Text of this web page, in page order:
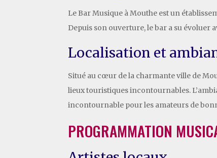
Le Bar Musique à Mouthe est un
Depuis son ouverture, le bar a su
Localisation et
Situé au cœur de la charmante ville de
lieux touristiques incontournables.
incontournable pour les amateurs de
PROGRAMMATION